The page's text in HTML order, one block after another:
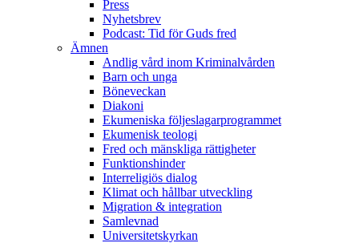
Press
Nyhetsbrev
Podcast: Tid för Guds fred
Ämnen
Andlig vård inom Kriminalvården
Barn och unga
Böneveckan
Diakoni
Ekumeniska följeslagarprogrammet
Ekumenisk teologi
Fred och mänskliga rättigheter
Funktionshinder
Interreligiös dialog
Klimat och hållbar utveckling
Migration & integration
Samlevnad
Universitetskyrkan